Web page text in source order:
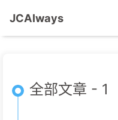
JCAlways
全部文章 - 1